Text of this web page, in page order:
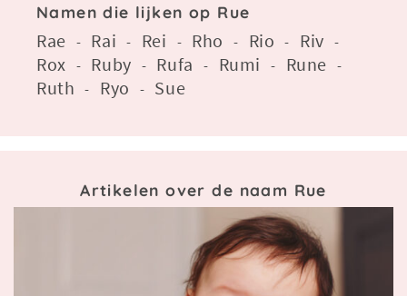
Namen die lijken op Rue
Rae - Rai - Rei - Rho - Rio - Riv -
Rox - Ruby - Rufa - Rumi - Rune -
Ruth - Ryo - Sue
Artikelen over de naam Rue